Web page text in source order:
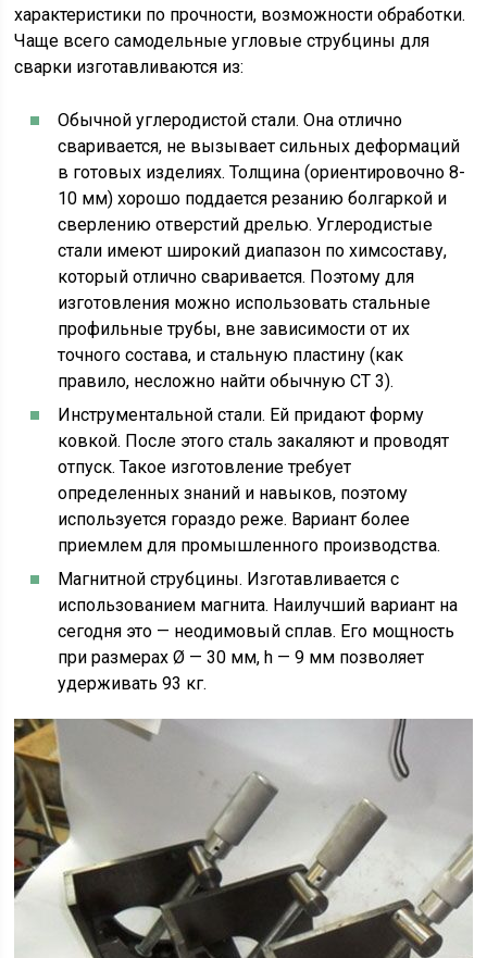
характеристики по прочности, возможности обработки.
Чаще всего самодельные угловые струбцины для
сварки изготавливаются из:
Обычной углеродистой стали. Она отлично
сваривается, не вызывает сильных деформаций
в готовых изделиях. Толщина (ориентировочно 8-
10 мм) хорошо поддается резанию болгаркой и
сверлению отверстий дрелью. Углеродистые
стали имеют широкий диапазон по химсоставу,
который отлично сваривается. Поэтому для
изготовления можно использовать стальные
профильные трубы, вне зависимости от их
точного состава, и стальную пластину (как
правило, несложно найти обычную СТ 3).
Инструментальной стали. Ей придают форму
ковкой. После этого сталь закаляют и проводят
отпуск. Такое изготовление требует
определенных знаний и навыков, поэтому
используется гораздо реже. Вариант более
приемлем для промышленного производства.
Магнитной струбцины. Изготавливается с
использованием магнита. Наилучший вариант на
сегодня это — неодимовый сплав. Его мощность
при размерах Ø — 30 мм, h — 9 мм позволяет
удерживать 93 кг.